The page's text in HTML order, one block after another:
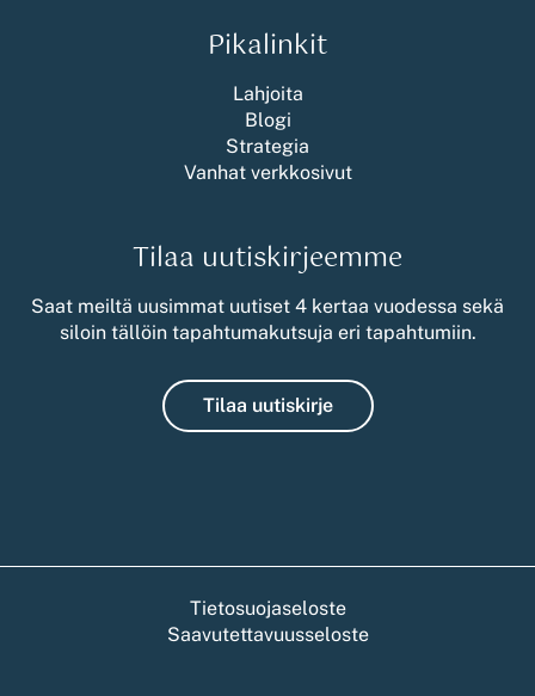
Pikalinkit
Lahjoita
Blogi
Strategia
Vanhat verkkosivut
Tilaa uutiskirjeemme
Saat meiltä uusimmat uutiset 4 kertaa vuodessa sekä
siloin tällöin tapahtumakutsuja eri tapahtumiin.
Tilaa uutiskirje
Tietosuojaseloste
Saavutettavuusseloste